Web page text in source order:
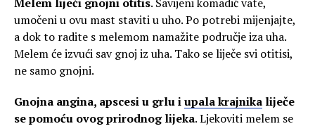
umočeni u ovu mast staviti u uho. Po potrebi mijenjajte,
a dok to radite s melemom namažite područje iza uha.
Melem će izvući sav gnoj iz uha. Tako se liječe svi otitisi,
ne samo gnojni.
Gnojna angina, apscesi u grlu iupala krajnika liječe
se pomoću ovog prirodnog lijeka. Ljekoviti melem se